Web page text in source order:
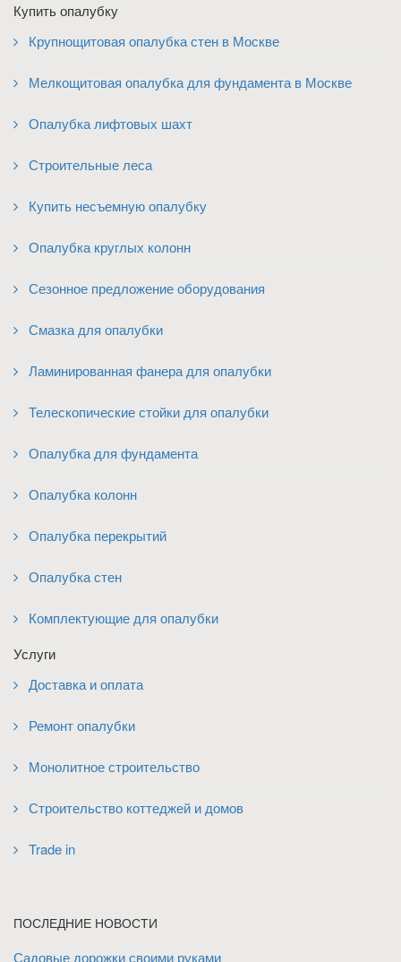
Купить опалубку
Крупнощитовая опалубка стен в Москве
Мелкощитовая опалубка для фундамента в Москве
Опалубка лифтовых шахт
Строительные леса
Купить несъемную опалубку
Опалубка круглых колонн
Сезонное предложение оборудования
Смазка для опалубки
Ламинированная фанера для опалубки
Телескопические стойки для опалубки
Опалубка для фундамента
Опалубка колонн
Опалубка перекрытий
Опалубка стен
Комплектующие для опалубки
Услуги
Доставка и оплата
Ремонт опалубки
Монолитное строительство
Строительство коттеджей и домов
Trade in
ПОСЛЕДНИЕ НОВОСТИ
Садовые дорожки своими руками